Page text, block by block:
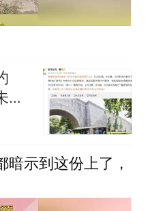
预
暗示到这份上了，